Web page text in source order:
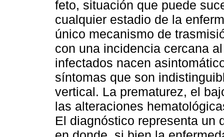
feto, situación que puede
cualquier estadio de la
único mecanismo de
con una incidencia cercana
infectados nacen
síntomas que son
vertical. La prematurez, el
las alteraciones
El diagnóstico representa un